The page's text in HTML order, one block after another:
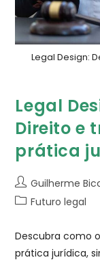
Legal Design:
Legal
Direito e
prática
Guilherme
Futuro legal
Descubra como
prática jurídica,